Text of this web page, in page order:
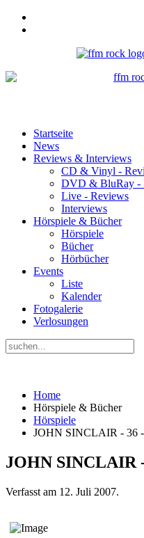
Startseite
News
Reviews & Interviews
CD & Vinyl -
DVD & BluRay -
Live - Reviews
Interviews
Hörspiele & Bücher
Hörspiele
Bücher
Hörbücher
Events
Liste
Kalender
Fotogalerie
Verlosungen
Home
Hörspiele & Bücher
Hörspiele
JOHN SINCLAIR - 36 -
JOHN SINCLAIR
Verfasst am 12. Juli 2007.